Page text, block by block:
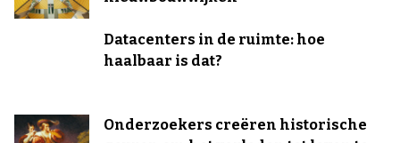
Datacenters in de ruimte: hoe
haalbaar is dat?
Onderzoekers creëren historische